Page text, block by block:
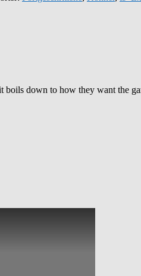
boils down to how they want the